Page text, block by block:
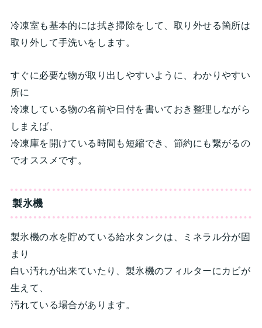
冷凍室も基本的には拭き掃除をして、取り外せる箇所は
取り外して手洗いをします。
すぐに必要な物が取り出しやすいように、わかりやすい
所に
冷凍している物の名前や日付を書いておき整理しながら
しまえば、
冷凍庫を開けている時間も短縮でき、節約にも繋がるの
でオススメです。
製氷機
製氷機の水を貯めている給水タンクは、ミネラル分が固
まり
白い汚れが出来ていたり、製氷機のフィルターにカビが
生えて、
汚れている場合があります。